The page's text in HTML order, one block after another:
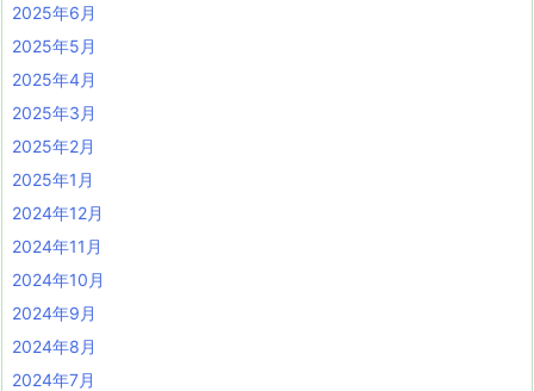
2025年6月
2025年5月
2025年4月
2025年3月
2025年2月
2025年1月
2024年12月
2024年11月
2024年10月
2024年9月
2024年8月
2024年7月